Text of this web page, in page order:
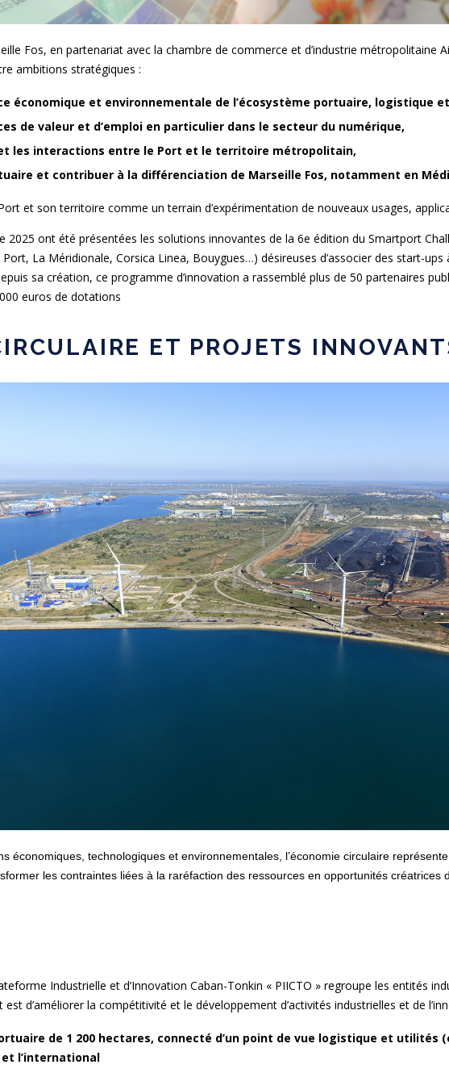
Fos, en partenariat avec la chambre de commerce et d’industrie métropolitaine
ambitions stratégiques :
économique et environnementale de l’écosystème portuaire, logistique
de valeur et d’emploi en particulier dans le secteur du numérique,
les interactions entre le Port et le territoire métropolitain,
et contribuer à la différenciation de Marseille Fos, notamment en
et son territoire comme un terrain d’expérimentation de nouveaux usages,
2025 ont été présentées les solutions innovantes de la 6e édition du Smartport
La Méridionale, Corsica Linea, Bouygues…) désireuses d’associer des start-
sa création, ce programme d’innovation a rassemblé plus de 50 partenaires
euros de dotations
ET PROJETS
économiques, technologiques et environnementales, l’économie circulaire
les contraintes liées à la raréfaction des ressources en opportunités
Industrielle et d’Innovation Caban-Tonkin « PIICTO » regroupe les entités
d’améliorer la compétitivité et le développement d’activités industrielles et de
de 1 200 hectares, connecté d’un point de vue logistique et
l’international